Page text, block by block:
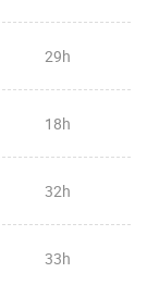
29h
18h
32h
33h